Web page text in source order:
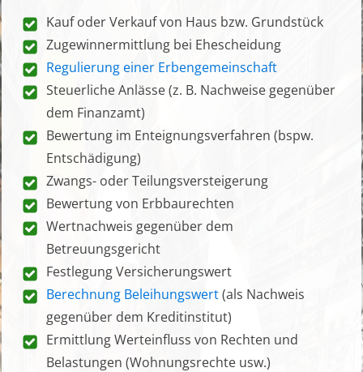
Kauf oder Verkauf von Haus bzw. Grundstück
Zugewinnermittlung bei Ehescheidung
Regulierung einer Erbengemeinschaft
Steuerliche Anlässe (z. B. Nachweise gegenüber
dem Finanzamt)
Bewertung im Enteignungsverfahren (bspw.
Entschädigung)
Zwangs- oder Teilungsversteigerung
Bewertung von Erbbaurechten
Wertnachweis gegenüber dem
Betreuungsgericht
Festlegung Versicherungswert
Berechnung Beleihungswert(als Nachweis
gegenüber dem Kreditinstitut)
Ermittlung Werteinfluss von Rechten und
Belastungen (Wohnungsrechte usw.)